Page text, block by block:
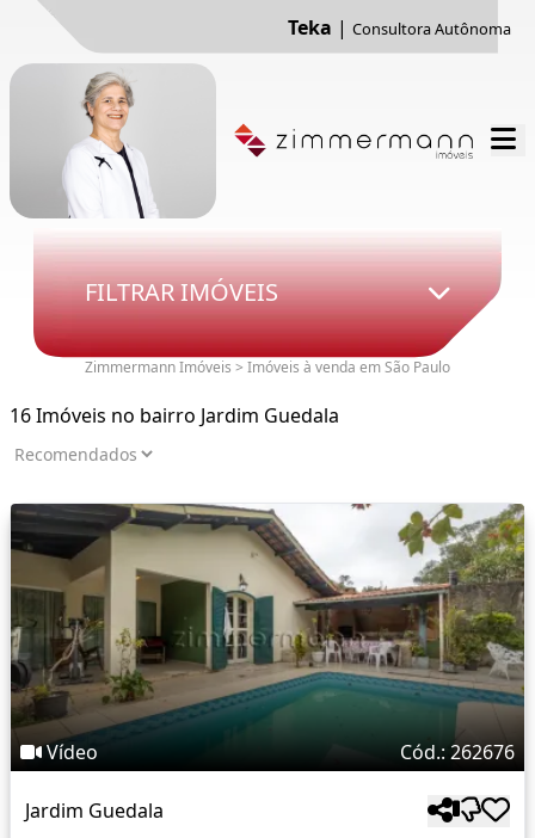
Teka | Consultora Autônoma
FILTRAR IMÓVEIS
Zimmermann Imóveis > Imóveis à venda em São Paulo
16 Imóveis no bairro Jardim Guedala
Vídeo Cód.: 262676
Jardim Guedala